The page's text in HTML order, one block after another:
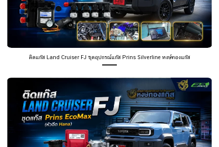
ติดแก๊ส Land Cruiser FJ ชุดอุปกรณ์แก๊ส Prins Silverline หงษ์ทองแก๊ส